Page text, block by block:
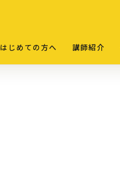
はじめての方へ 講師紹介